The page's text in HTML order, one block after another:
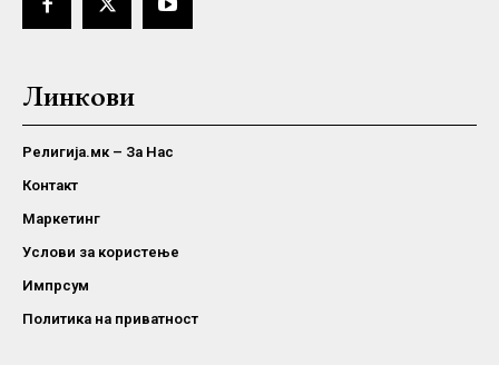
Линкови
Религија.мк – За Нас
Контакт
Маркетинг
Услови за користење
Импрсум
Политика на приватност